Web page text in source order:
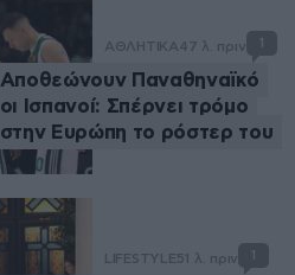
ΑΘΛΗΤΙΚΑ47 λ. πριν 1
Αποθεώνουν Παναθηναϊκό
οι Ισπανοί: Σπέρνει τρόμο
στην Ευρώπη το ρόστερ του
LIFESTYLE51 λ. πριν 1